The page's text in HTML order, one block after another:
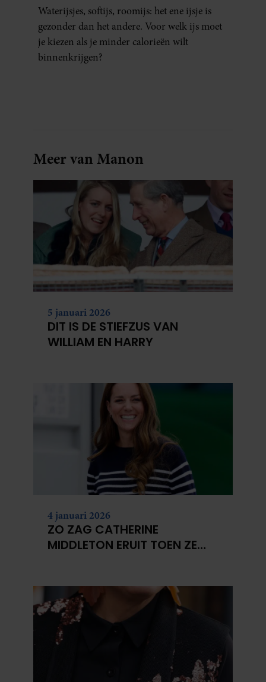
partners kunnen deze gegevens combineren met andere
informatie die u aan ze heeft verstrekt of die ze hebben
verzameld op basis van uw gebruik van hun services. U
gaat akkoord met onze cookies als u onze website blijft
Waterijsjes, softijs, roomijs: het ene ijsje is
gezonder dan het andere. Voor welk ijs moet
je kiezen als je minder calorieën wilt
binnenkrijgen?
Meer van Manon
5 januari 2026
DIT IS DE STIEFZUS VAN
WILLIAM EN HARRY
4 januari 2026
ZO ZAG CATHERINE
MIDDLETON ERUIT TOEN ZE